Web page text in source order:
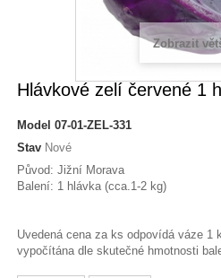
Zobrazit
Hlávkové zelí červené 1
Model 07-01-ZEL-331
Stav Nové
Původ: Jižní Morava
Balení: 1 hlávka (cca.1-2 kg)
Uvedená cena za ks odpovídá váze 1
vypočítána dle skutečné hmotnosti